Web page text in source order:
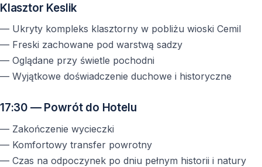
Klasztor Keslik
— Ukryty kompleks klasztorny w pobliżu wioski Cemil
— Freski zachowane pod warstwą sadzy
— Oglądane przy świetle pochodni
— Wyjątkowe doświadczenie duchowe i historyczne
17:30 — Powrót do Hotelu
— Zakończenie wycieczki
— Komfortowy transfer powrotny
— Czas na odpoczynek po dniu pełnym historii i natury